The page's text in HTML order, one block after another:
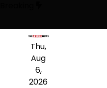
content
Thu,
Aug
6,
2026